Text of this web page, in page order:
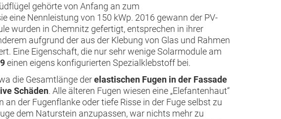
gehörte von Anfang an zum
eine Nennleistung von 150 kWp. 2016 gewann der PV-
wurden in Chemnitz gefertigt, entsprechen in ihrer
aufgrund der aus der Klebung von Glas und Rahmen
Eine Eigenschaft, die nur sehr wenige Solarmodule am
einen eigens konfigurierten Spezialklebstoff bei.
die Gesamtlänge derelastischen Fugen in der Fassade
Schäden. Alle älteren Fugen wiesen eine „Elefantenhaut“
der Fugenflanke oder tiefe Risse in der Fuge selbst zu
dem Naturstein anzupassen, war nichts mehr zu